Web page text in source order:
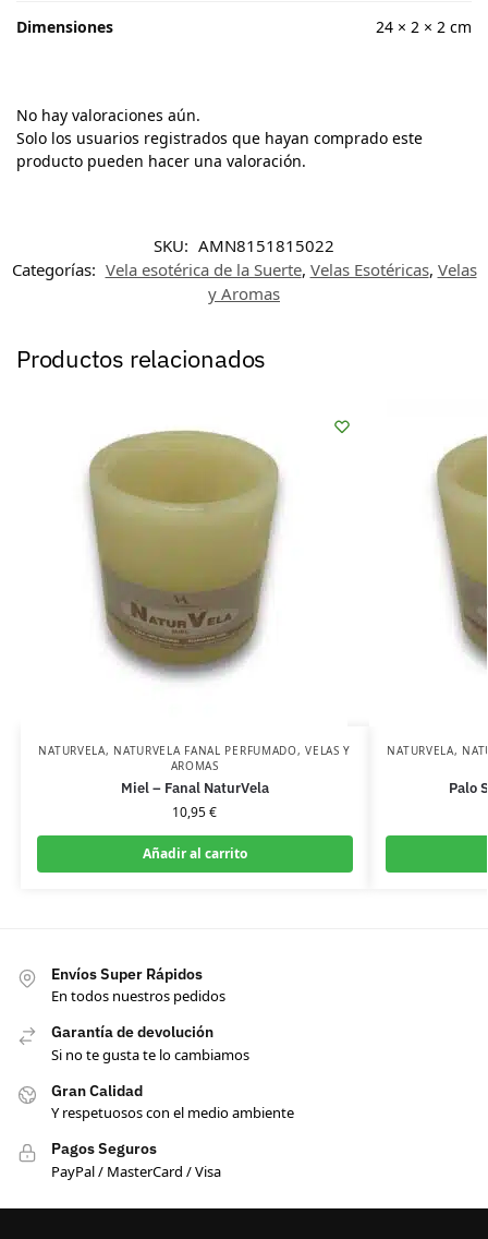
Dimensiones 24 × 2 × 2 cm
No hay valoraciones aún.
Solo los usuarios registrados que hayan comprado este
producto pueden hacer una valoración.
SKU: AMN8151815022
Categorías: Vela esotérica de la Suerte, Velas Esotéricas, Velas
y Aromas
Productos relacionados
NATURVELA, NATURVELA FANAL PERFUMADO,VELAS Y
AROMAS
Miel – Fanal NaturVela
10,95€
Añadir al carrito
NATURVELA,
Palo
Envíos Super Rápidos
En todos nuestros pedidos
Garantía de devolución
Si no te gusta te lo cambiamos
Gran Calidad
Y respetuosos con el medio ambiente
Pagos Seguros
PayPal / MasterCard / Visa